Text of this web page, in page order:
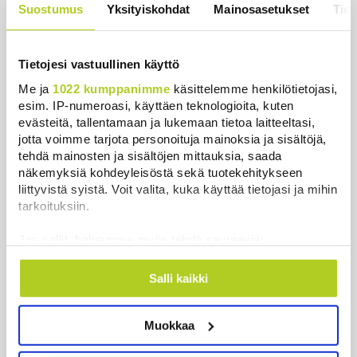
Suostumus Yksityiskohdat Mainosasetukset
Tietojesi vastuullinen käyttö
Me ja 1022 kumppanimme käsittelemme henkilötietojasi,
esim. IP-numeroasi, käyttäen teknologioita, kuten
evästeitä, tallentamaan ja lukemaan tietoa laitteeltasi,
jotta voimme tarjota personoituja mainoksia ja sisältöjä,
tehdä mainosten ja sisältöjen mittauksia, saada
näkemyksiä kohdeyleisöstä sekä tuotekehitykseen
liittyvistä syistä. Voit valita, kuka käyttää tietojasi ja mihin
tarkoituksiin.
Kerätä tietoja maantieteellisestä sijainnistasi,
mahdollisesti muutaman metrin tarkkuudella
ominaispiirteitä aktiivisesti (sormenjäljen
Lue lisää siitä, miten henkilötietojasi käsitellään ja miten
Salli kaikki
Muokkaa
Uutiset | 4.8.2026 14:39
Uutiset
Uusimmat Luetuimmat